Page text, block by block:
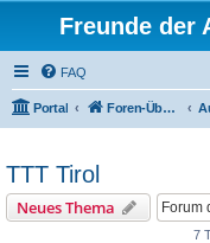
Freunde der
FAQ
Portal Foren-Übersicht
TTT Tirol
Neues Thema
7